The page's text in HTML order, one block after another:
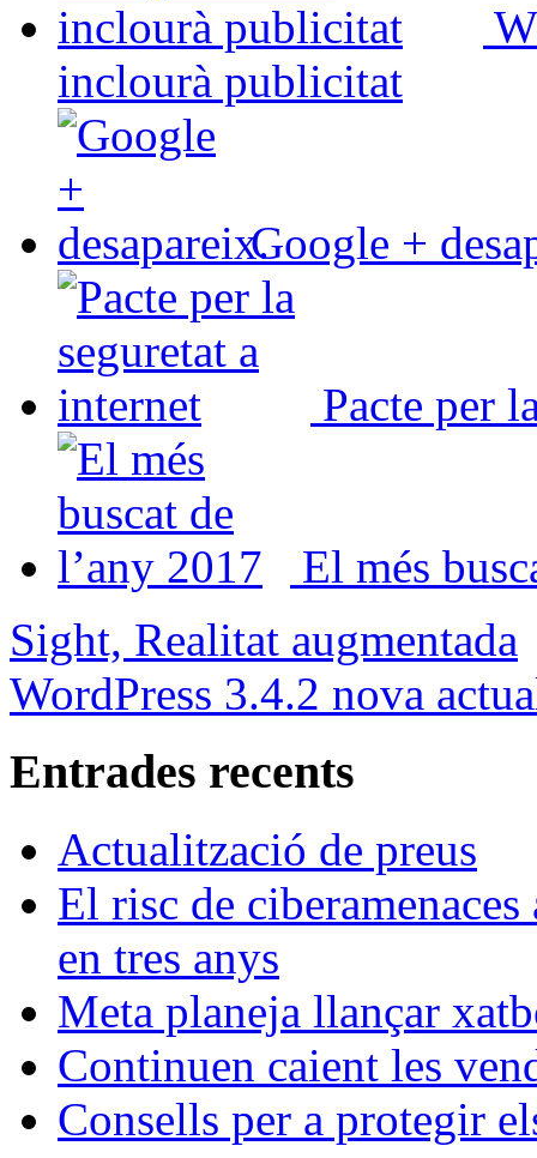
inclourà publicitat
Google +
Pacte per
El més
Sight, Realitat augmentada
WordPress 3.4.2 nova
Entrades recents
Actualització de preus
El risc de
en tres anys
Meta planeja llançar
Continuen caient les
Consells per a protegir